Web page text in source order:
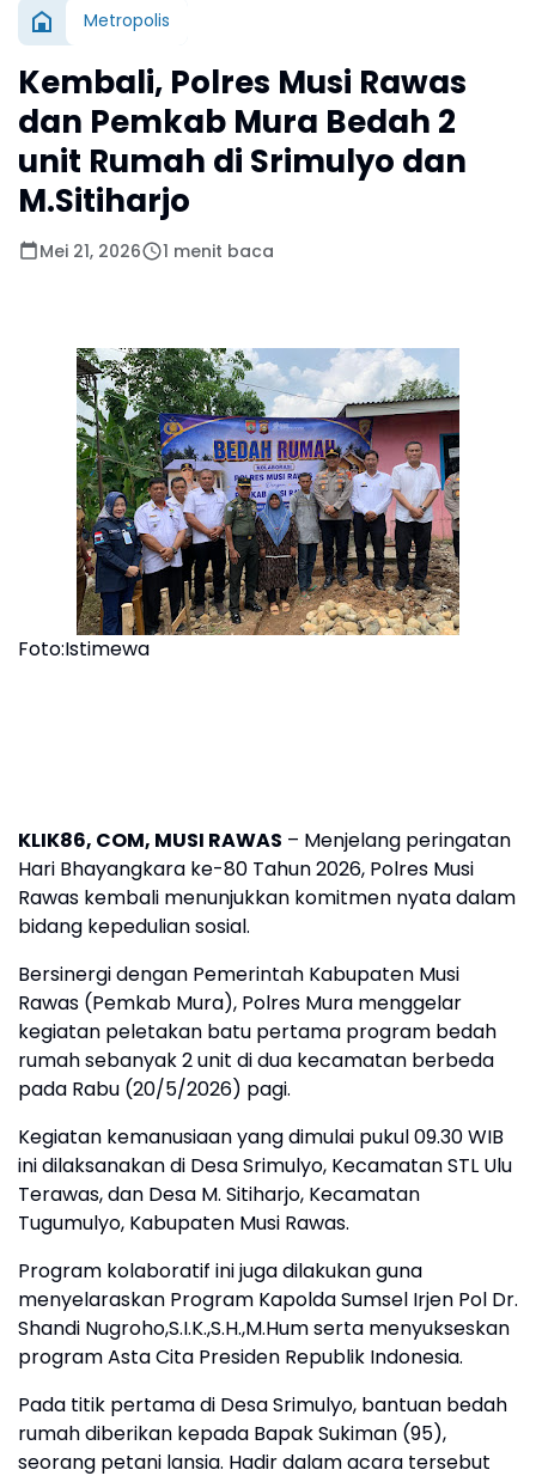
Metropolis
Kembali, Polres Musi Rawas
dan Pemkab Mura Bedah 2
unit Rumah di Srimulyo dan
M.Sitiharjo
Mei 21, 2026 1 menit baca
Foto:Istimewa
​KLIK86, COM, MUSI RAWAS – Menjelang peringatan
Hari Bhayangkara ke-80 Tahun 2026, Polres Musi
Rawas kembali menunjukkan komitmen nyata dalam
bidang kepedulian sosial.
Bersinergi dengan Pemerintah Kabupaten Musi
Rawas (Pemkab Mura), Polres Mura menggelar
kegiatan peletakan batu pertama program bedah
rumah sebanyak 2 unit di dua kecamatan berbeda
pada Rabu (20/5/2026) pagi.
​Kegiatan kemanusiaan yang dimulai pukul 09.30 WIB
ini dilaksanakan di Desa Srimulyo, Kecamatan STL Ulu
Terawas, dan Desa M. Sitiharjo, Kecamatan
Tugumulyo, Kabupaten Musi Rawas.
Program kolaboratif ini juga dilakukan guna
menyelaraskan Program Kapolda Sumsel Irjen Pol Dr.
Shandi Nugroho,S.I.K.,S.H.,M.Hum serta menyukseskan
program Asta Cita Presiden Republik Indonesia.
​Pada titik pertama di Desa Srimulyo, bantuan bedah
rumah diberikan kepada Bapak Sukiman (95),
seorang petani lansia. Hadir dalam acara tersebut